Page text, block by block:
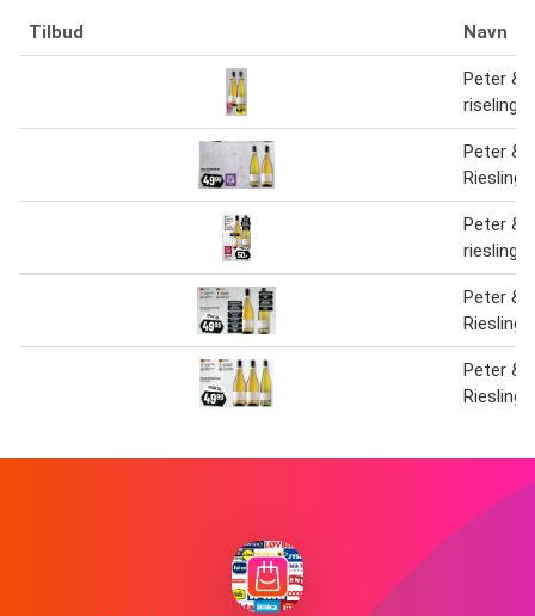
Tilbud Navn
Peter &
riseling
Peter &
Riesling
Peter &
riesling
Peter &
Riesling
Peter &
Riesling